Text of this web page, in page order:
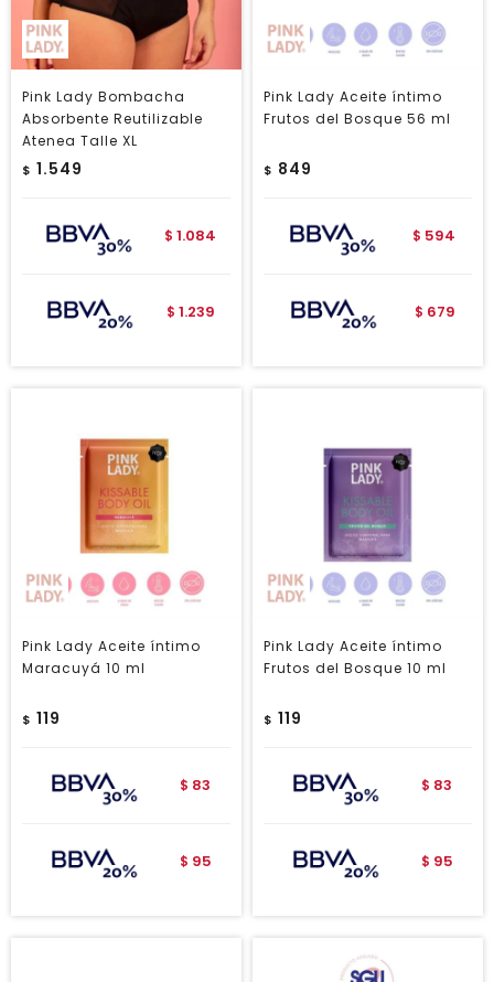
Pink Lady Bombacha
Absorbente Reutilizable
Atenea Talle XL
$ 1.549
$ 1.084
$ 1.239
Pink Lady Aceite íntimo
Frutos del Bosque 56 ml
$ 849
$ 594
$ 679
Pink Lady Aceite íntimo
Maracuyá 10 ml
$ 119
$ 83
$ 95
Pink Lady Aceite íntimo
Frutos del Bosque 10 ml
$ 119
$ 83
$ 95